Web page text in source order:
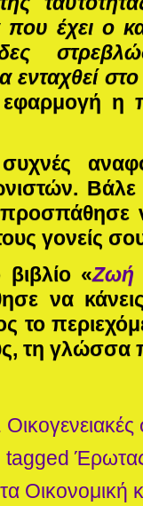
που έχει ο
ενταχθεί
εφαρμογή
γονείς
βιβλίο «Ζωή
να
το
τη
Οικογενειακές
tagged
Οικονομική